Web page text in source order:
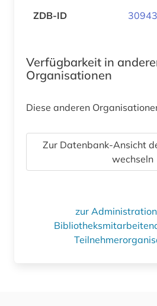
ZDB-ID
Verfügbarkeit in
Organisationen
Diese anderen
Zur Datenbank-Ansicht
wechseln
zur